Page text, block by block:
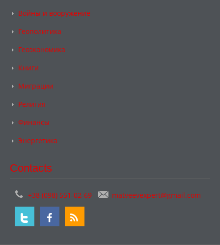
Войны и вооружение
Геополитика
Геоэкономика
Книги
Миграции
Религия
Финансы
Энергетика
Contacts
+38 (098) 551-02-69 matveevexpert@gmail.com